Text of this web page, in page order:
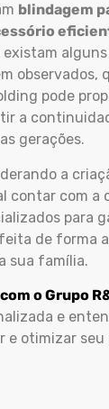
blindagem
existam
observados,
pode
a
gerações.
a
contar com a
para
de forma
sua família.
o Grupo
e
e otimizar